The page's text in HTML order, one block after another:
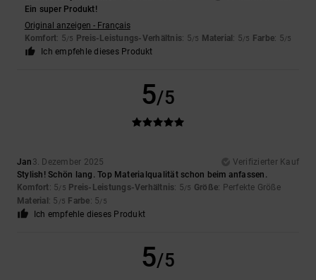
Ein super Produkt!
Original anzeigen - Français
Komfort: 5/5 Preis-Leistungs-Verhältnis: 5/5 Material : 5/5 Farbe: 5/5
Ich empfehle dieses Produkt
5/5
Jan 3. Dezember 2025
Verifizierter Kauf
Stylish! Schön lang. Top Materialqualität schon beim anfassen.
Komfort: 5/5 Preis-Leistungs-Verhältnis: 5/5 Größe: Perfekte Größe
Material : 5 /5 Farbe: 5/5
Ich empfehle dieses Produkt
5/5